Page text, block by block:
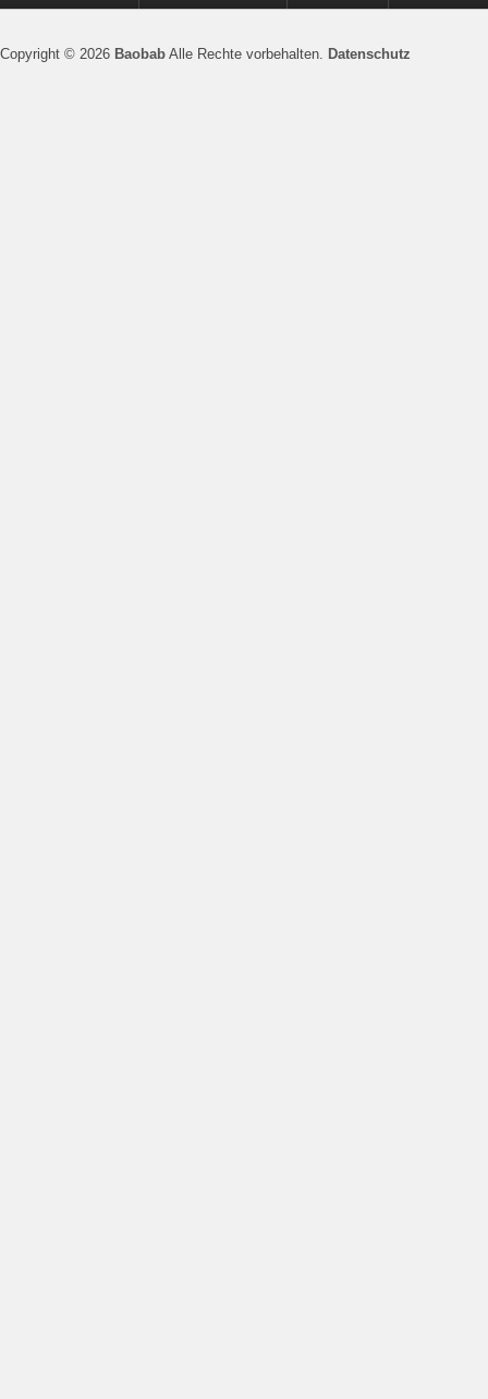
Copyright © 2026 Baobab Alle Rechte vorbehalten. Datenschutz